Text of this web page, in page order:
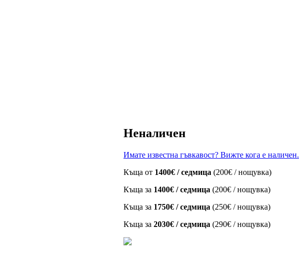
Неналичен
Имате известна гъвкавост? Вижте кога е наличен.
Къща от 1400€ / седмица (200€ / нощувка)
Къща за 1400€ / седмица (200€ / нощувка)
Къща за 1750€ / седмица (250€ / нощувка)
Къща за 2030€ / седмица (290€ / нощувка)